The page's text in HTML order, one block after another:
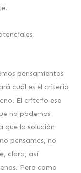
pensamientos
cuál es el criterio
El criterio ese
no podemos
que la solución
pensamos, no
claro, así
Pero como